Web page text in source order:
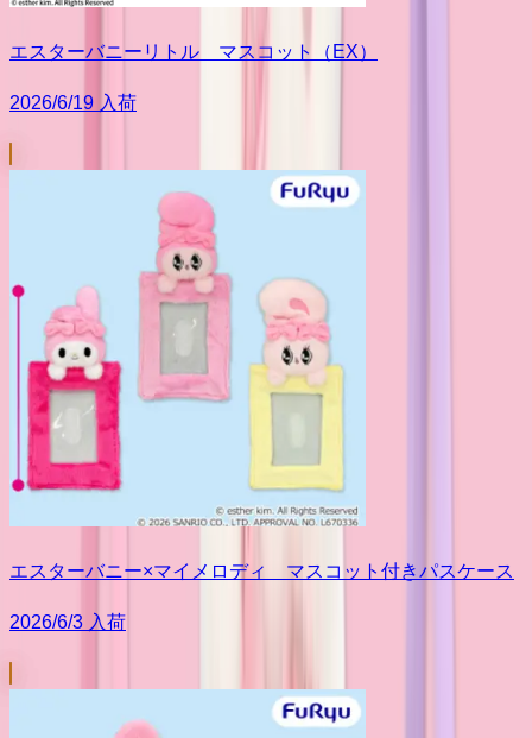
エスターバニーリトル マスコット（EX）
2026/6/19 入荷
エスターバニー×マイメロディ マスコット付きパスケース
2026/6/3 入荷